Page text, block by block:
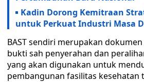
Kadin Dorong Kemitraan
untuk Perkuat Industri Masa
BAST sendiri merupakan
bukti sah penyerahan dan
yang akan digunakan untuk
pembangunan fasilitas kesehatan